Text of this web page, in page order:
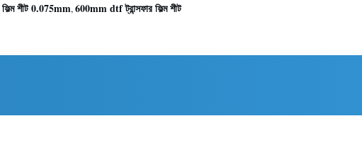
শীট 0.075mm,600mm dtf ট্রান্সফার ফিল্ম শীট